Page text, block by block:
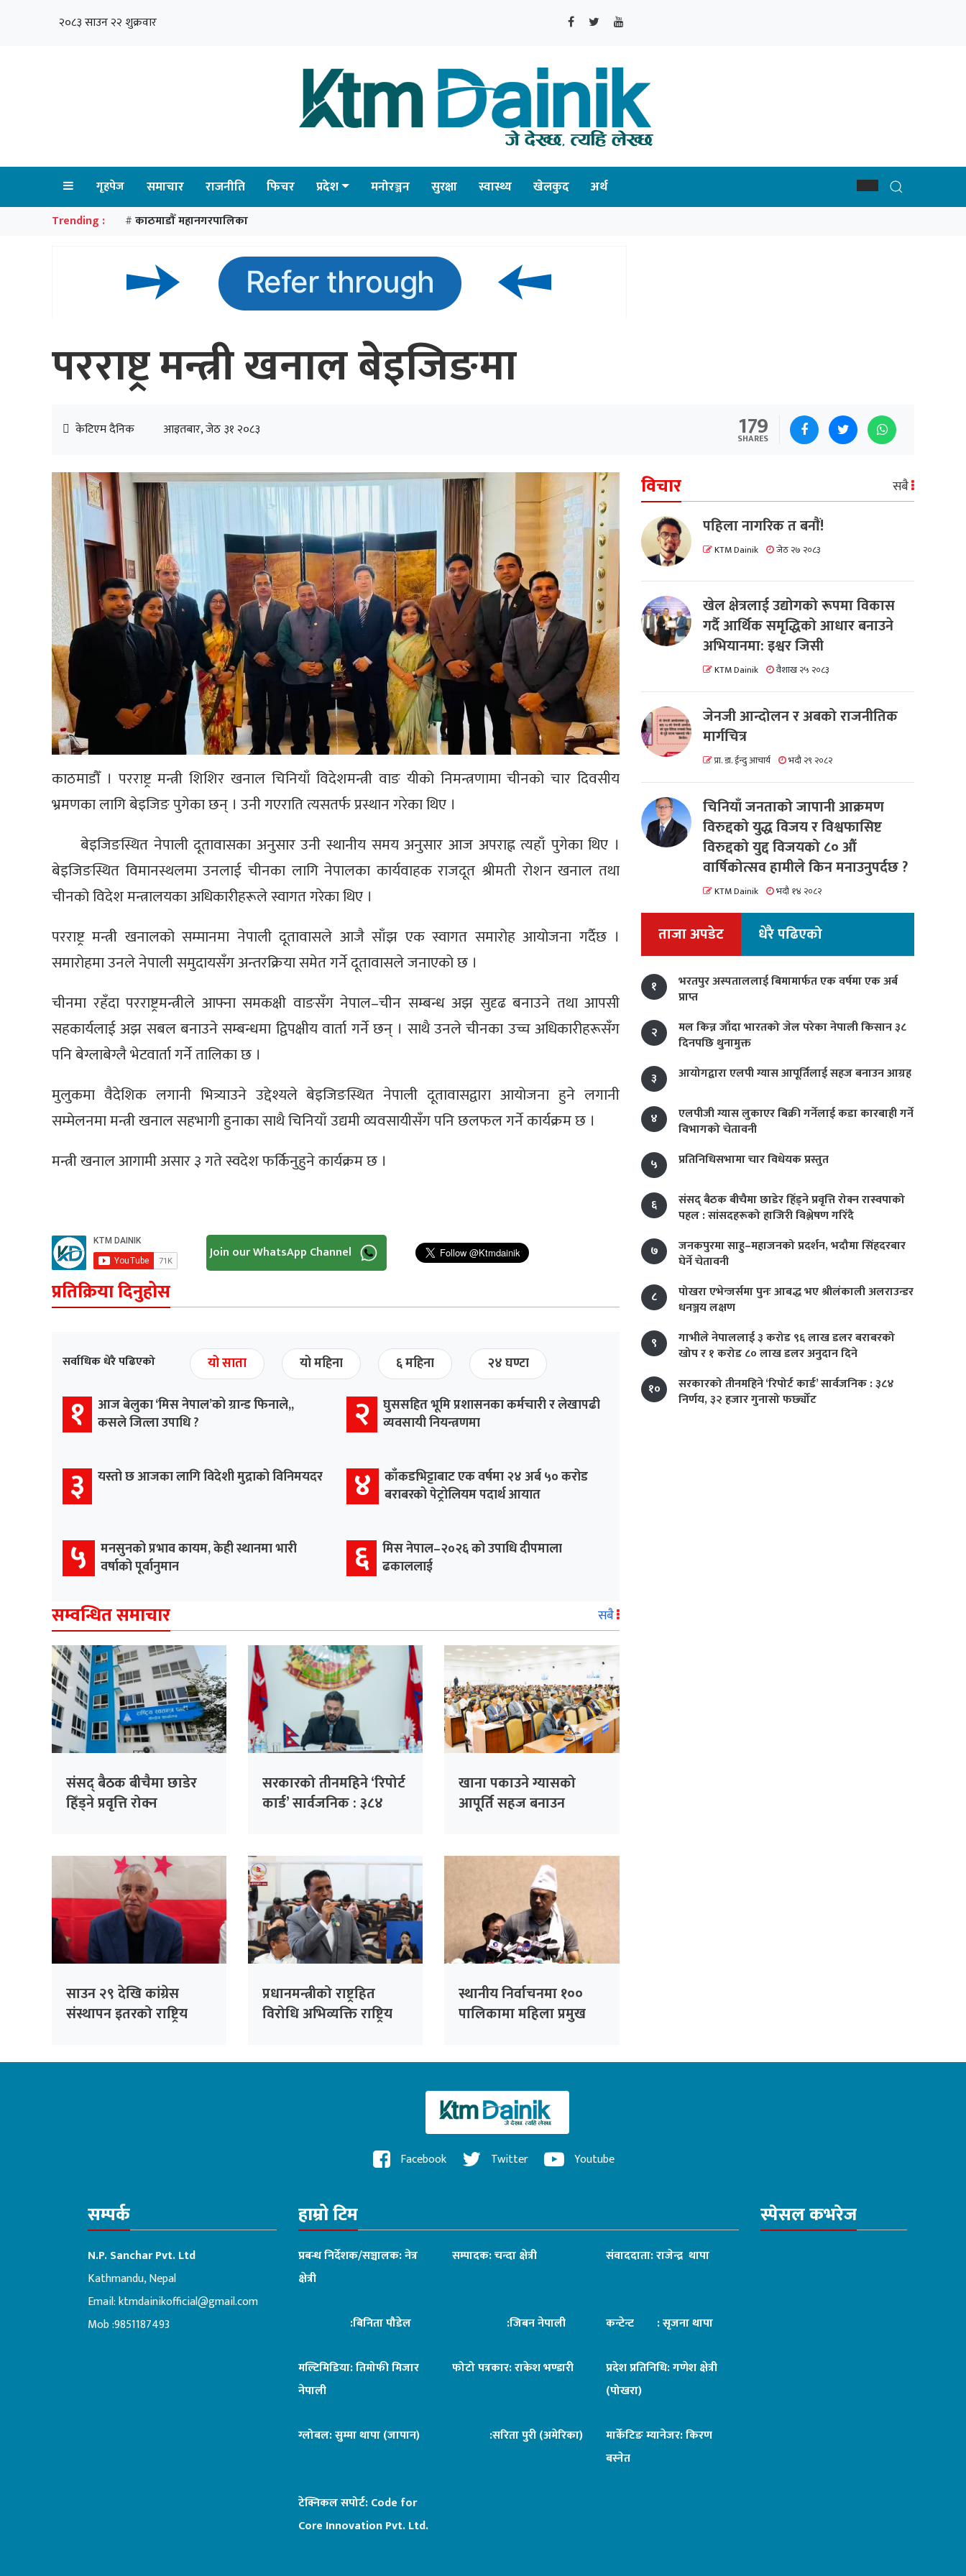
२०८३ साउन २२ शुक्रवार
गृहपेज समाचार राजनीति फिचर प्रदेश मनोरञ्जन सुरक्षा स्वास्थ्य खेलकुद अर्थ
Trending : # काठमाडौँ महानगरपालिका
परराष्ट्र मन्त्री खनाल बेइजिङमा
केटिएम दैनिक आइतबार, जेठ ३१ २०८३ 179
SHARES
काठमाडौँ । परराष्ट्र मन्त्री शिशिर खनाल चिनियाँ विदेशमन्त्री वाङ यीको निमन्त्रणामा चीनको चार दिवसीय
भ्रमणका लागि बेइजिङ पुगेका छन् । उनी गएराति त्यसतर्फ प्रस्थान गरेका थिए ।
बेइजिङस्थित नेपाली दूतावासका अनुसार उनी स्थानीय समय अनुसार आज अपराह्न त्यहाँ पुगेका थिए ।
बेइजिङस्थित विमानस्थलमा उनलाई चीनका लागि नेपालका कार्यवाहक राजदूत श्रीमती रोशन खनाल तथा
चीनको विदेश मन्त्रालयका अधिकारीहरूले स्वागत गरेका थिए ।
परराष्ट्र मन्त्री खनालको सम्मानमा नेपाली दूतावासले आजै साँझ एक स्वागत समारोह आयोजना गर्दैछ ।
समारोहमा उनले नेपाली समुदायसँग अन्तरक्रिया समेत गर्ने दूतावासले जनाएको छ ।
चीनमा रहँदा परराष्ट्रमन्त्रीले आफ्ना समकक्षी वाङसँग नेपाल–चीन सम्बन्ध अझ सुदृढ बनाउने तथा आपसी
सहकार्यलाई अझ सबल बनाउने सम्बन्धमा द्विपक्षीय वार्ता गर्ने छन् । साथै उनले चीनका उच्च अधिकारीहरूसँग
पनि बेग्लाबेग्लै भेटवार्ता गर्ने तालिका छ ।
मुलुकमा वैदेशिक लगानी भित्र्याउने उद्देश्यले बेइजिङस्थित नेपाली दूतावासद्वारा आयोजना हुने लगानी
सम्मेलनमा मन्त्री खनाल सहभागी हुनाका साथै चिनियाँ उद्यमी व्यवसायीसँग पनि छलफल गर्ने कार्यक्रम छ ।
मन्त्री खनाल आगामी असार ३ गते स्वदेश फर्किनुहुने कार्यक्रम छ ।
Join our WhatsApp Channel
प्रतिक्रिया दिनुहोस
सर्वाधिक धेरै पढिएको यो साता यो महिना ६ महिना २४ घण्टा
१
आज बेलुका ‘मिस नेपाल’को ग्रान्ड फिनाले,,
कसले जित्ला उपाधि ?
२
घुससहित भूमि प्रशासनका कर्मचारी र लेखापढी
व्यवसायी नियन्त्रणमा
३ यस्तो छ आजका लागि विदेशी मुद्राको विनिमयदर ४
काँकडभिट्टाबाट एक वर्षमा २४ अर्ब ५० करोड
बराबरको पेट्रोलियम पदार्थ आयात
५
मनसुनको प्रभाव कायम, केही स्थानमा भारी
वर्षाको पूर्वानुमान
६ मिस नेपाल–२०२६ को उपाधि दीपमाला
ढकाललाई
सम्वन्धित समाचार सबै
संसद् बैठक बीचैमा छाडेर
हिँड्ने प्रवृत्ति रोक्न
विश्लेषण गरिँदै
सरकारको तीनमहिने ‘रिपोर्ट
कार्ड’ सार्वजनिक : ३८४
खाना पकाउने ग्यासको
आपूर्ति सहज बनाउन
साउन २९ देखि कांग्रेस
संस्थापन इतरको राष्ट्रिय
प्रधानमन्त्रीको राष्ट्रहित
विरोधि अभिव्यक्ति राष्ट्रिय
स्थानीय निर्वाचनमा १००
पालिकामा महिला प्रमुख
विचार सबै
पहिला नागरिक त बनाैं!
KTM Dainik जेठ २७ २०८३
खेल क्षेत्रलाई उद्योगको रूपमा विकास
गर्दै आर्थिक समृद्धिको आधार बनाउने
अभियानमा: इश्वर जिसी
KTM Dainik वैशाख २५ २०८३
जेनजी आन्दोलन र अबको राजनीतिक
मार्गचित्र
प्रा. डा. ईन्दु आचार्य भदौ २९ २०८२
चिनियाँ जनताको जापानी आक्रमण
विरुद्दको युद्ध विजय र विश्वफासिष्ट
विरुद्दको युद्द विजयको ८० औं
वार्षिकोत्सव हामीले किन मनाउनुपर्दछ ?
KTM Dainik भदौ १४ २०८२
ताजा अपडेट धेरै पढिएको
१
भरतपुर अस्पताललाई बिमामार्फत एक वर्षमा एक अर्ब
प्राप्त
२
मल किन्न जाँदा भारतको जेल परेका नेपाली किसान ३८
दिनपछि थुनामुक्त
३
आयोगद्वारा एलपी ग्यास आपूर्तिलाई सहज बनाउन आग्रह
४
एलपीजी ग्यास लुकाएर बिक्री गर्नेलाई कडा कारबाही गर्ने
विभागको चेतावनी
५
प्रतिनिधिसभामा चार विधेयक प्रस्तुत
६
संसद् बैठक बीचैमा छाडेर हिँड्ने प्रवृत्ति रोक्न रास्वपाको
पहल : सांसदहरूको हाजिरी विश्लेषण गरिँदै
७
जनकपुरमा साहु–महाजनको प्रदर्शन, भदौमा सिंहदरबार
घेर्ने चेतावनी
८
पोखरा एभेन्जर्समा पुनः आबद्ध भए श्रीलंकाली अलराउन्डर
धनञ्जय लक्षण
९
गाभीले नेपाललाई ३ करोड ९६ लाख डलर बराबरको
खोप र १ करोड ८० लाख डलर अनुदान दिने
१०
सरकारको तीनमहिने ‘रिपोर्ट कार्ड’ सार्वजनिक : ३८४
निर्णय, ३२ हजार गुनासो फर्छ्योट
Facebook Twitter Youtube
सम्पर्क
N.P. Sanchar Pvt. Ltd
Kathmandu, Nepal
Email:ktmdainikofficial@gmail.com
Mob :9851187493
हाम्रो टिम
प्रबन्ध निर्देशक/सञ्चालक: नेत्र
क्षेत्री
सम्पादक: चन्दा क्षेत्री संवाददाता: राजेन्द्र थापा
:बिनिता पौडेल :जिबन नेपाली कन्टेन्ट : सृजना थापा
मल्टिमिडिया: तिमोफी मिजार
नेपाली
फोटो पत्रकार: राकेश भण्डारी
प्रदेश प्रतिनिधि: गणेश क्षेत्री
(पोखरा)
ग्लोबल: सुम्मा थापा (जापान) :सरिता पुरी (अमेरिका)
मार्केटिङ म्यानेजर: किरण
बस्नेत
टेक्निकल सपोर्ट:Code for
Core Innovation Pvt. Ltd.
स्पेसल कभरेज